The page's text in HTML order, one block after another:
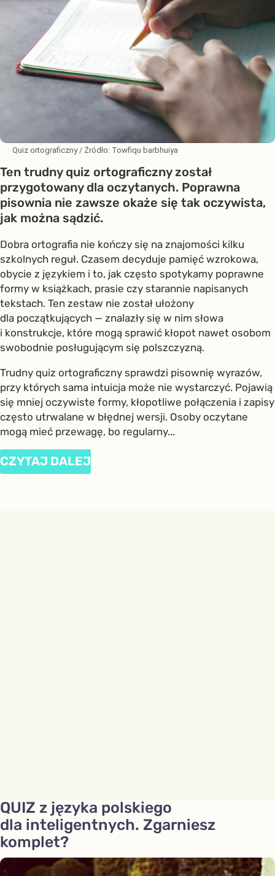
Quiz ortograficzny/ Źródło: Towfiqu barbhuiya
Ten trudny quiz ortograficzny został
przygotowany dla oczytanych. Poprawna
pisownia nie zawsze okaże się tak oczywista,
jak można sądzić.
Dobra ortografia nie kończy się na znajomości kilku
szkolnych reguł. Czasem decyduje pamięć wzrokowa,
obycie z językiem i to, jak często spotykamy poprawne
formy w książkach, prasie czy starannie napisanych
tekstach. Ten zestaw nie został ułożony
dla początkujących — znalazły się w nim słowa
i konstrukcje, które mogą sprawić kłopot nawet osobom
swobodnie posługującym się polszczyzną.
Trudny quiz ortograficzny sprawdzi pisownię wyrazów,
przy których sama intuicja może nie wystarczyć. Pojawią
się mniej oczywiste formy, kłopotliwe połączenia i zapisy
często utrwalane w błędnej wersji. Osoby oczytane
mogą mieć przewagę, bo regularny...
CZYTAJ DALEJ
QUIZ z języka polskiego
dla inteligentnych. Zgarniesz
komplet?